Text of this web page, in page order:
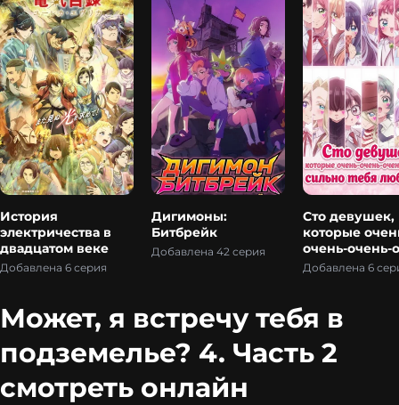
История
электричества в
двадцатом веке
Добавлена 6 серия
Дигимоны:
Битбрейк
Добавлена 42 серия
Сто девушек,
которые
очень-очень-
очень сильно
Добавлена 6
Может, я встречу тебя в
подземелье? 4. Часть 2
смотреть онлайн